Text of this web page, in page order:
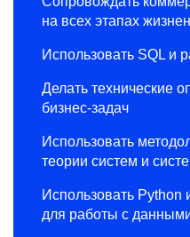
на всех этапах
Использовать SQL и
Делать технические
бизнес-задач
Использовать
теории систем и
Использовать Python
для работы с